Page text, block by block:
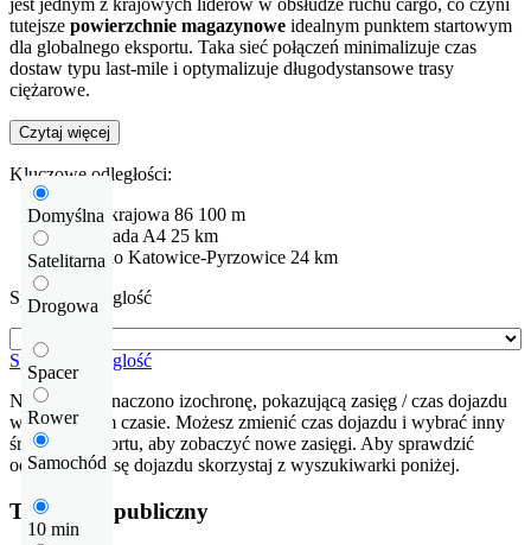
jest jednym z krajowych liderów w obsłudze ruchu cargo, co czyni
tutejsze powierzchnie magazynowe idealnym punktem startowym
dla globalnego eksportu. Taka sieć połączeń minimalizuje czas
dostaw typu last-mile i optymalizuje długodystansowe trasy
ciężarowe.
Czytaj więcej
Domyślna
Satelitarna
Drogowa
Spacer
Rower
Samochód
10 min
Kluczowe odległości:
Droga krajowa 86 100 m
Autostrada A4 25 km
Lotnisko Katowice-Pyrzowice 24 km
Sprawdź odleglość
Sprawdź odleglość
Na mapie zaznaczono izochronę, pokazującą zasięg / czas dojazdu
w określonym czasie. Możesz zmienić czas dojazdu i wybrać inny
środek transportu, aby zobaczyć nowe zasięgi. Aby sprawdzić
odłegłość i trasę dojazdu skorzystaj z wyszukiwarki poniżej.
Transport publiczny